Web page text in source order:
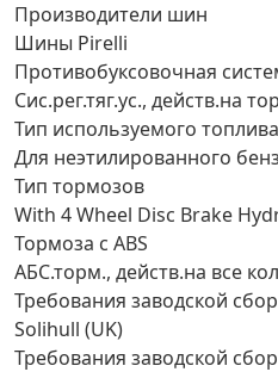
Производители шин
Шины Pirelli
Противобуксовочная
Сис.рег.тяг.ус., действ.на
Тип используемого топлива
Для неэтилированного
Тип тормозов
With 4 Wheel Disc Brake
Тормоза с ABS
АБС.торм., действ.на все
Требования заводской
Solihull (UK)
Требования заводской